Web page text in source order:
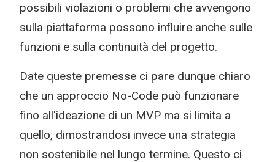
possibili violazioni o problemi che avvengono
sulla piattaforma possono influire anche sulle
funzioni e sulla continuità del progetto.
Date queste premesse ci pare dunque chiaro
che un approccio No-Code può funzionare
fino all'ideazione di un MVP ma si limita a
quello, dimostrandosi invece una strategia
non sostenibile nel lungo termine. Questo ci